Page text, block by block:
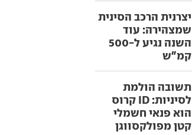
יצרנית הרכב הסינית
שמצהירה: עוד
השנה נגיע ל-500
קמ"ש
תשובה הולמת
לסיניות: ID קרוס
הוא פנאי חשמלי
קטן מפולקסווגן